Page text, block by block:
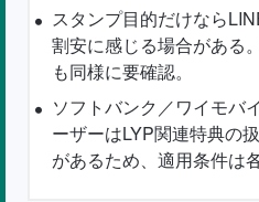
スタンプ目的だけなら
割安に感じる場合がある
も同様に要確認。
ソフトバンク／ワイモバ
ーザーはLYP関連特典の
があるため、適用条件は